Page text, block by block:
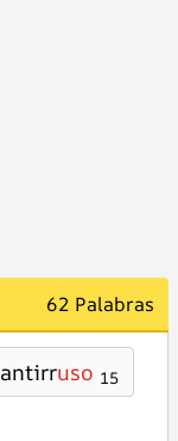
62 Palabras
antirruso 15